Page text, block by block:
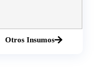
Otros Insumos